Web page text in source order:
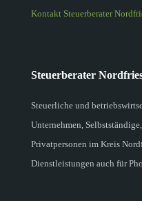
Kontakt Steuerberater
Steuerberater
Steuerliche und
Unternehmen,
Privatpersonen im Kreis
Dienstleistungen auch für